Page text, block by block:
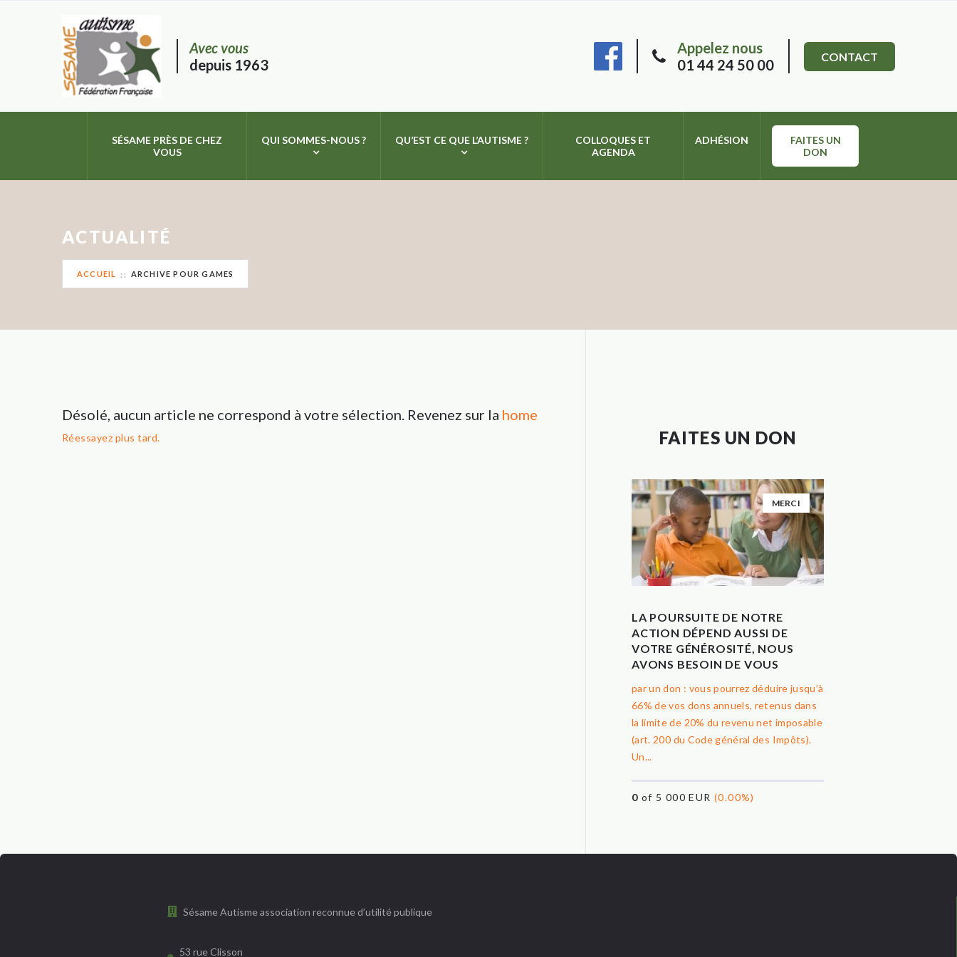
Avec vous
depuis 1963
Appelez nous
01 44 24 50 00
CONTACT
SÉSAME PRÈS DE CHEZ
VOUS
QUI SOMMES-NOUS ? QU’EST CE QUE L’AUTISME ?
COLLOQUES ET
AGENDA
ADHÉSION
FAITES UN
DON
ACTUALITÉ
ACCUEIL ARCHIVE POUR GAMES
Désolé, aucun article ne correspond à votre sélection. Revenez sur la home
Réessayez plus tard. FAITES UN DON
MERCI
LA POURSUITE DE NOTRE
ACTION DÉPEND AUSSI DE
VOTRE GÉNÉROSITÉ, NOUS
AVONS BESOIN DE VOUS
par un don : vous pourrez déduire jusqu’à
66% de vos dons annuels, retenus dans
la limite de 20% du revenu net imposable
(art. 200 du Code général des Impôts).
Un...
0 of 5 000 EUR(0.00%)
Sésame Autisme association reconnue d’utilité publique
53 rue Clisson